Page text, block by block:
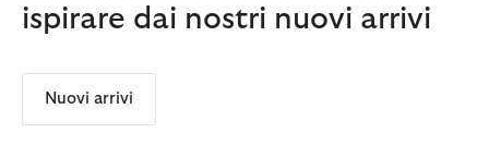
ispirare dai nostri nuovi arrivi
Nuovi arrivi